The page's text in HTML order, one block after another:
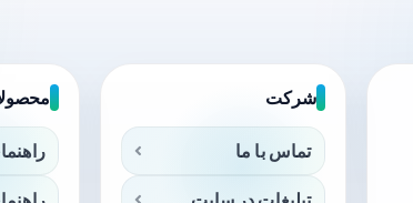
شرکت
تماس با ما